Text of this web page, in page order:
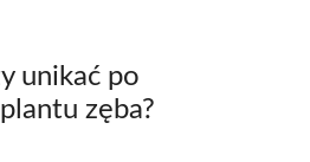
unikać po
zęba?